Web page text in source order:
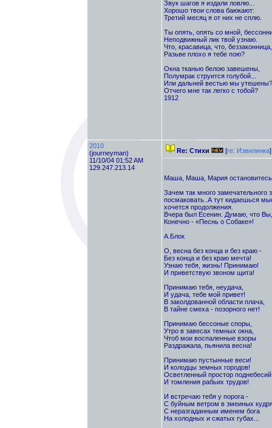
Звук шагов я издали ловлю...
Хорошо твои слова баюкают:
Третий месяц я от них не сплю.
Ты опять, опять со мной,
Неподвижный лик твой узнаю.
Что, красавица, что, беззаконница,
Разьве плохо я тебе пою?
Окна тканью белою завешены,
Полумрак струится голубой...
Или дальней вестью мы утешены?
Отчего мне так легко с тобой?
1912
2010
(journeyman)
11/10/04 01:52 AM
129.247.213.14
Re: Стихи [re: Извилинка]
Маша, Маша, Мария
Зачем так много замечательного
посмаковать..А тут кидаешься
хочется продолжения.
Вчера был Есенин. Думаю, что
Конечно - «Песнь о Собаке»!
А.Блок
О, весна без конца и без краю -
Без конца и без краю мечта!
Узнаю тебя, жизнь! Принимаю!
И приветствую звоном щита!
Принимаю тебя, неудача,
И удача, тебе мой привет!
В заколдованной области плача,
В тайне смеха - позорного нет!
Принимаю бессоные споры,
Утро в завесах темных окна,
Чтоб мои воспаленные взоры
Раздражала, пьянила весна!
Принимаю пустынные веси!
И колодцы земных городов!
Осветленный простор поднебесий
И томления рабьих трудов!
И встречаю тебя у порога -
С буйным ветром в змеиных
С неразгаданным именем бога
На холодных и сжатых губах...